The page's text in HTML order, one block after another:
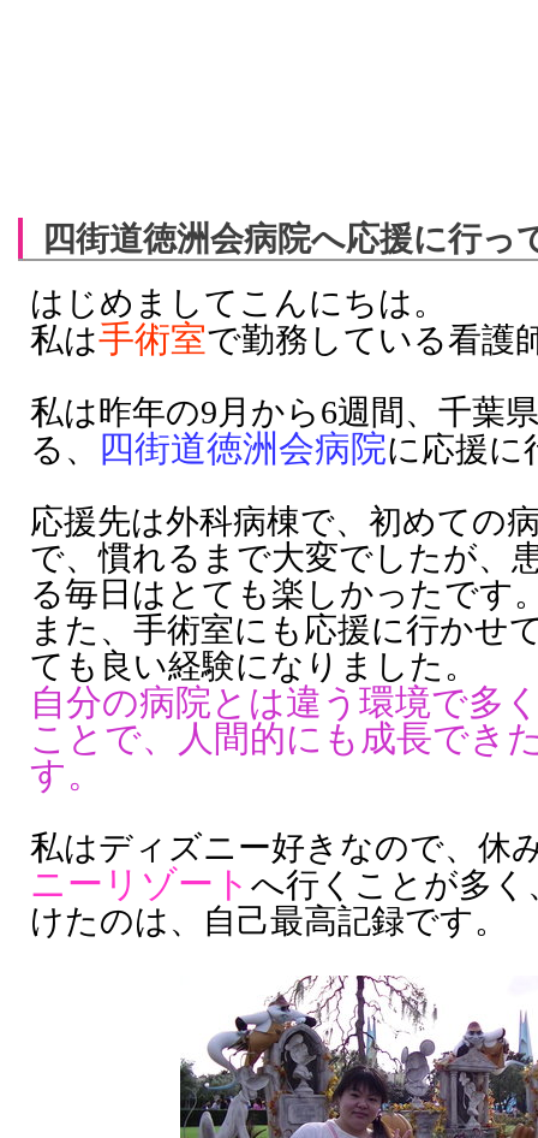
四街道徳洲会病院へ応援に行っ
はじめましてこんにちは。
私は手術室で勤務している看護
私は昨年の9月から6週間、千葉
る、
四街道徳洲会病院に応援に
応援先は外科病棟で、初めての
で、慣れるまで大変でしたが、
る毎日はとても楽しかったです
また、手術室にも応援に行かせ
ても良い経験になりました。
自分の病院とは違う環境で多
ことで、人間的にも成長でき
す。
私はディズニー好きなので、休
ニーリゾート へ行くことが多く
けたのは、自己最高記録です。